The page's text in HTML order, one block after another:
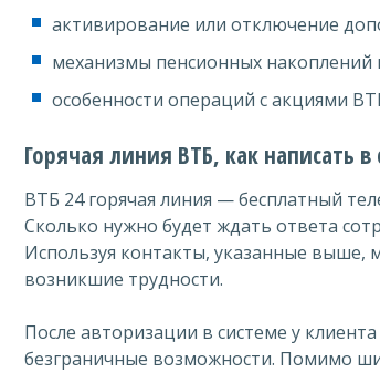
активирование или отключение
механизмы пенсионных накоплений
особенности операций с акциями
Горячая линия ВТБ, как написать
ВТБ 24 горячая линия — бесплатный
Сколько нужно будет ждать ответа
Используя контакты, указанные
возникшие трудности.
После авторизации в системе у
безграничные возможности. Помимо